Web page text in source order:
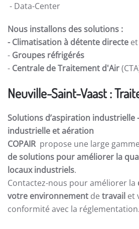
- Data-Center
Nous installons des solutions :
- Climatisation à détente directe
- Groupes réfrigérés
- Centrale de Traitement d'Air
Neuville-Saint-Vaast :
Solutions d’aspiration industrielle
industrielle et aération
COPAIR propose une large
de solutions pour améliorer la
locaux industriels.
Contactez-nous pour améliorer la
votre environnement de travail et
conformité avec la réglementation.